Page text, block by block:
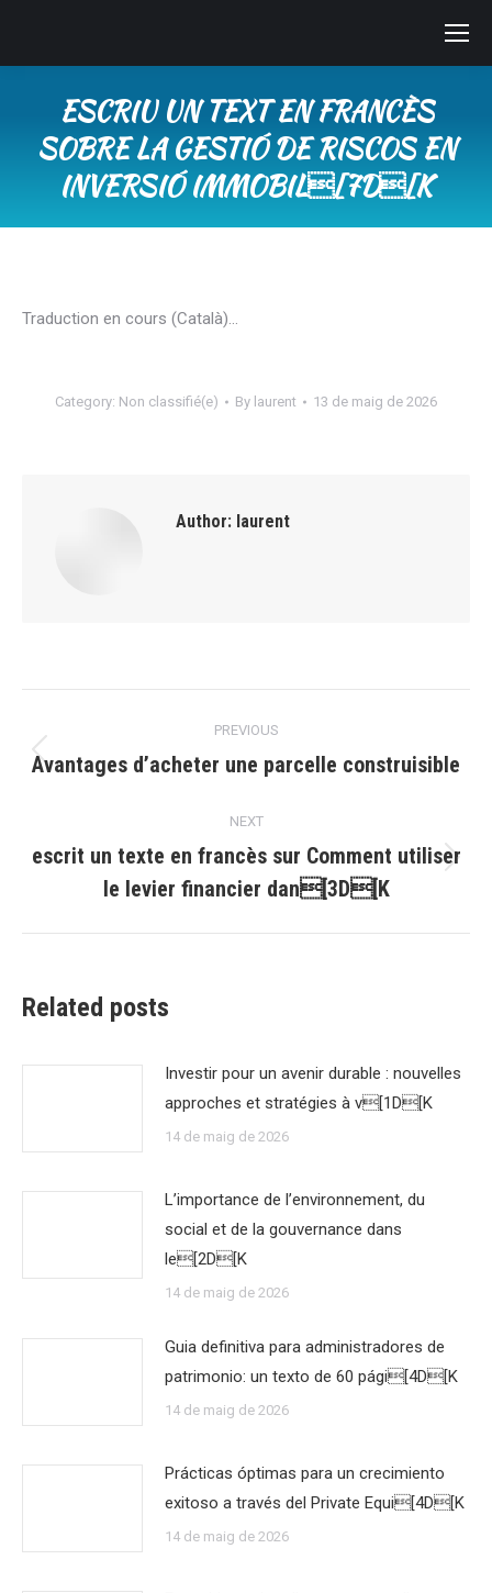
ESCRIU UN TEXT EN FRANCÈS
SOBRE LA GESTIÓ DE RISCOS EN
INVERSIÓ IMMOBIL[7D[K
Traduction en cours (Català)…
Category: Non classifié(e) By laurent 13 de maig de 2026
Author: laurent
navigation
PREVIOUS
Previous
Avantages d’acheter une parcelle construisible
NEXT
post:
escrit un texte en francès sur Comment utiliser
le levier financier dan[3D[K
Related posts
Investir pour un avenir durable : nouvelles
approches et stratégies à v[1D[K
14 de maig de 2026
L’importance de l’environnement, du
social et de la gouvernance dans
le[2D[K
14 de maig de 2026
Guia definitiva para administradores de
patrimonio: un texto de 60 pági[4D[K
14 de maig de 2026
Prácticas óptimas para un crecimiento
exitoso a través del Private Equi[4D[K
14 de maig de 2026